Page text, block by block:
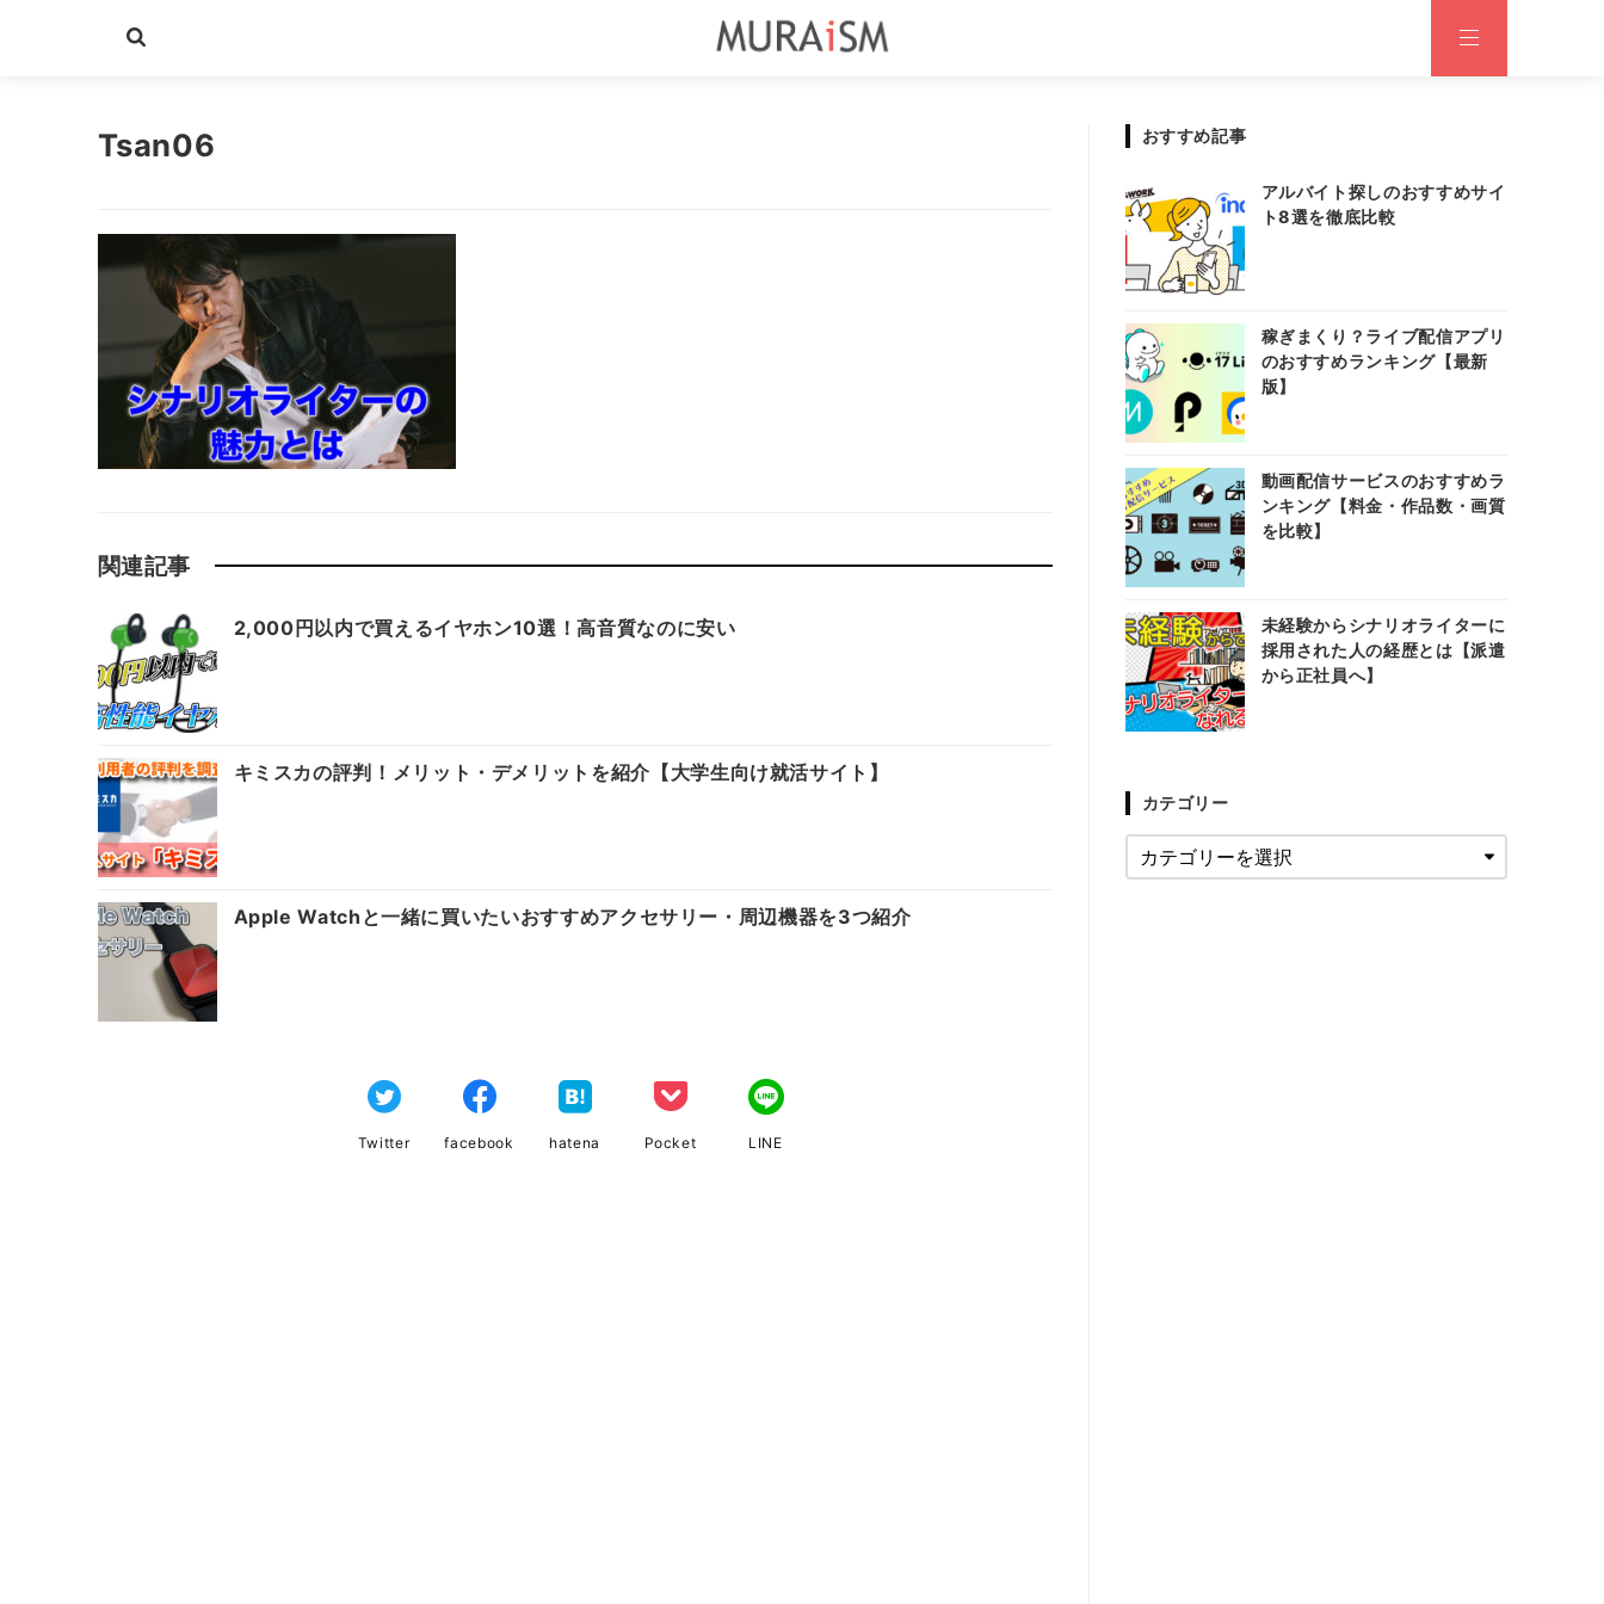
Tsan06
関連記事
2,000円以内で買えるイヤホン10選！高音質なのに安い
キミスカの評判！メリット・デメリットを紹介【大学生向け就活サイト】
Apple Watchと一緒に買いたいおすすめアクセサリー・周辺機器を3つ紹介
Twitter facebook hatena Pocket LINE
おすすめ記事
アルバイト探しのおすすめサイ
ト8選を徹底比較
稼ぎまくり？ライブ配信アプリ
のおすすめランキング【最新
版】
動画配信サービスのおすすめラ
ンキング【料金・作品数・画質
を比較】
未経験からシナリオライターに
採用された人の経歴とは【派遣
から正社員へ】
カテゴリー